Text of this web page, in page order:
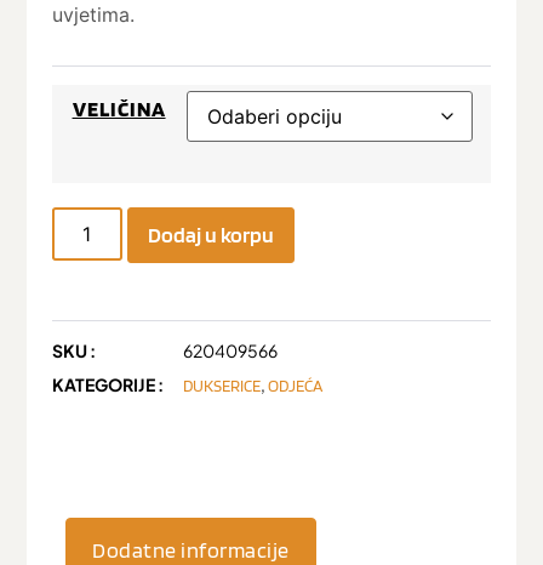
uvjetima.
VELIČINA
Dodaj u korpu
SKU :
620409566
KATEGORIJE :
DUKSERICE,ODJEĆA
Dodatne informacije